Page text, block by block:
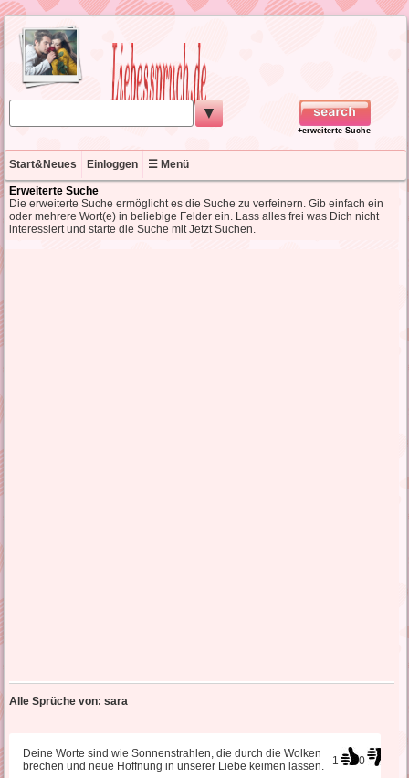
▼
+erweiterte Suche
Start&Neues Einloggen ☰ Menü
Erweiterte Suche
Die erweiterte Suche ermöglicht es die Suche zu verfeinern. Gib einfach ein
oder mehrere Wort(e) in beliebige Felder ein. Lass alles frei was Dich nicht
interessiert und starte die Suche mit Jetzt Suchen.
Alle Sprüche von: sara
1 0
Deine Worte sind wie Sonnenstrahlen, die durch die Wolken
brechen und neue Hoffnung in unserer Liebe keimen lassen.